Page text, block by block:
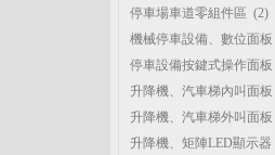
停車場車道零組件區 (2)
機械停車設備、數位面板
停車設備按鍵式操作面板
升降機、汽車梯內叫面板
升降機、汽車梯外叫面板
升降機、矩陣LED顯示器